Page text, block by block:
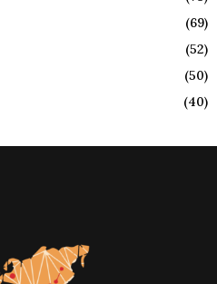
(69)
(52)
(50)
(40)